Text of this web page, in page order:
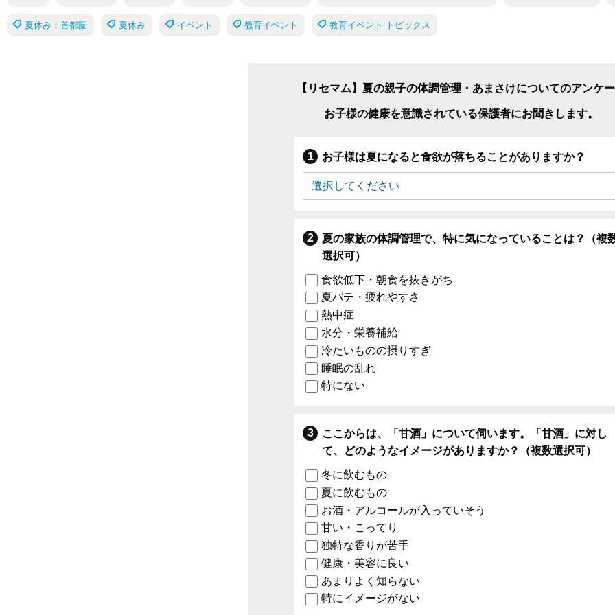
夏休み：首都圏 夏休み イベント 教育イベント 教育イベント トピックス
【リセマム】夏の親子の体調管理・あまさけについてのアンケ
お子様の健康を意識されている保護者にお聞きします。
お子様は夏になると食欲が落ちることがありますか？
夏の家族の体調管理で、特に気になっていることは？（複
選択可）
食欲低下・朝食を抜きがち
夏バテ・疲れやすさ
熱中症
水分・栄養補給
冷たいものの摂りすぎ
睡眠の乱れ
特にない
ここからは、「甘酒」について伺います。「甘酒」に対し
て、どのようなイメージがありますか？（複数選択可）
冬に飲むもの
夏に飲むもの
お酒・アルコールが入っていそう
甘い・こってり
独特な香りが苦手
健康・美容に良い
あまりよく知らない
特にイメージがない